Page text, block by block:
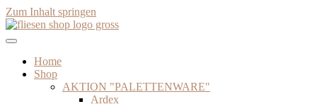
Zum Inhalt springen
Home
Shop
AKTION "PALETTENWARE"
Ardex